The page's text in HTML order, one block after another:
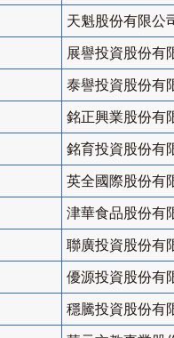
天魁股份有限公
展譽投資股份有
泰譽投資股份有
銘正興業股份有
銘育投資股份有
英全國際股份有
津華食品股份有
聯廣投資股份有
優源投資股份有
穩騰投資股份有